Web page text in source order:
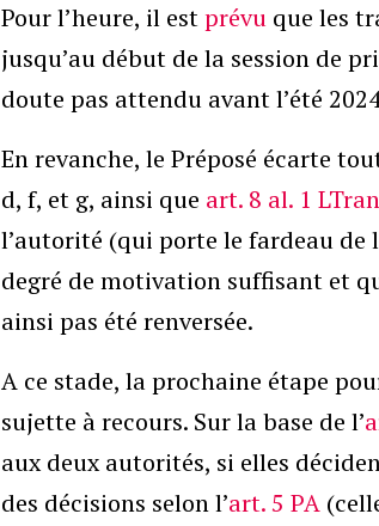
Pour l’heure, il estprévu que les
jusqu’au début de la session de
doute pas attendu avant l’été
En revanche, le Préposé écarte
d, f, et g, ainsi que art. 8 al. 1
l’autorité (qui porte le fardeau de
degré de motivation suffisant et
ainsi pas été renversée.
A ce stade, la prochaine étape
sujette à recours. Sur la base de l’
aux deux autorités, si elles
des décisions selon l’art. 5 PA